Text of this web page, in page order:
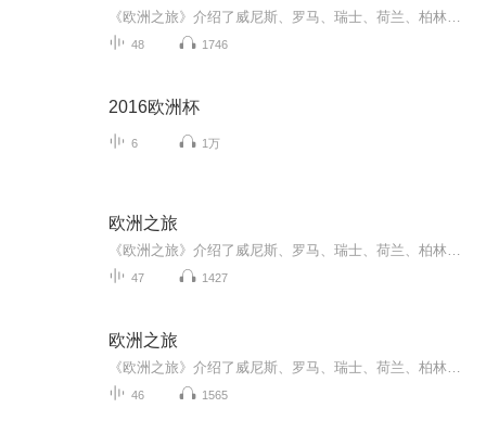
48 1746
2016欧洲杯
6 1万
欧洲之旅
47 1427
欧洲之旅
46 1565